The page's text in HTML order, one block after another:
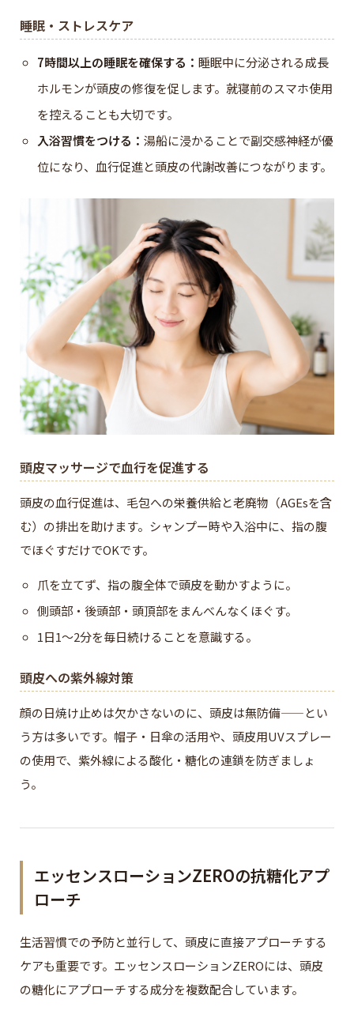
睡眠・ストレスケア
7時間以上の睡眠を確保する： 睡眠中に分泌される成長
ホルモンが頭皮の修復を促します。就寝前のスマホ使用
を控えることも大切です。
入浴習慣をつける： 湯船に浸かることで副交感神経が優
位になり、血行促進と頭皮の代謝改善につながります。
頭皮マッサージで血行を促進する
頭皮の血行促進は、毛包への栄養供給と老廃物（AGEsを含
む）の排出を助けます。シャンプー時や入浴中に、指の腹
でほぐすだけでOKです。
爪を立てず、指の腹全体で頭皮を動かすように。
側頭部・後頭部・頭頂部をまんべんなくほぐす。
1日1〜2分を毎日続けることを意識する。
頭皮への紫外線対策
顔の日焼け止めは欠かさないのに、頭皮は無防備——とい
う方は多いです。帽子・日傘の活用や、頭皮用UVスプレー
の使用で、紫外線による酸化・糖化の連鎖を防ぎましょ
う。
エッセンスローションZEROの抗糖化アプ
ローチ
生活習慣での予防と並行して、頭皮に直接アプローチする
ケアも重要です。エッセンスローションZEROには、頭皮
の糖化にアプローチする成分を複数配合しています。